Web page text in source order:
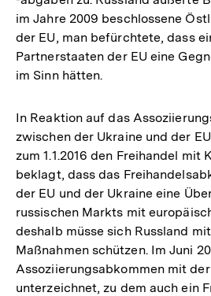
im Jahre 2009 beschlossene
der EU, man befürchtete, dass
Partnerstaaten der EU eine
im Sinn hätten.
In Reaktion auf das
zwischen der Ukraine und der
zum 1.1.2016 den Freihandel mit
beklagt, dass das
der EU und der Ukraine eine
russischen Markts mit
deshalb müsse sich Russland
Maßnahmen schützen. Im Juni
Assoziierungsabkommen mit
unterzeichnet, zu dem auch ein